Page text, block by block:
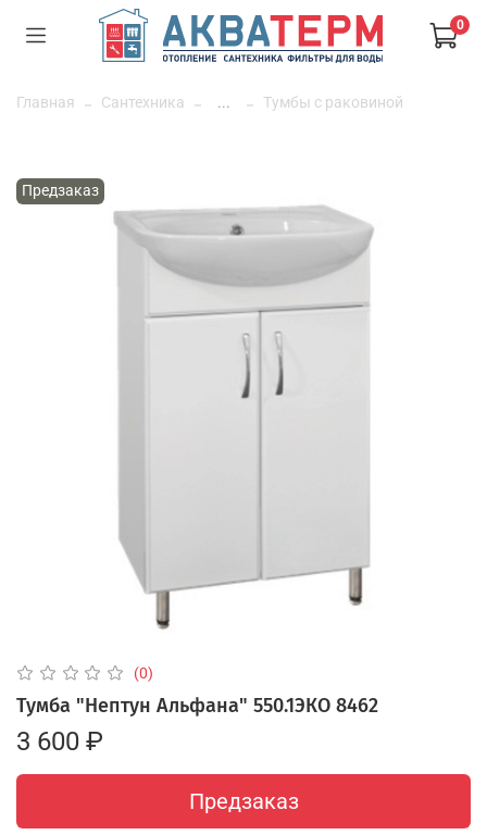
0
Главная Сантехника ... Тумбы с раковиной
Предзаказ
(0)
Тумба "Нептун Альфана" 550.1ЭКО 8462
3 600 ₽
Предзаказ